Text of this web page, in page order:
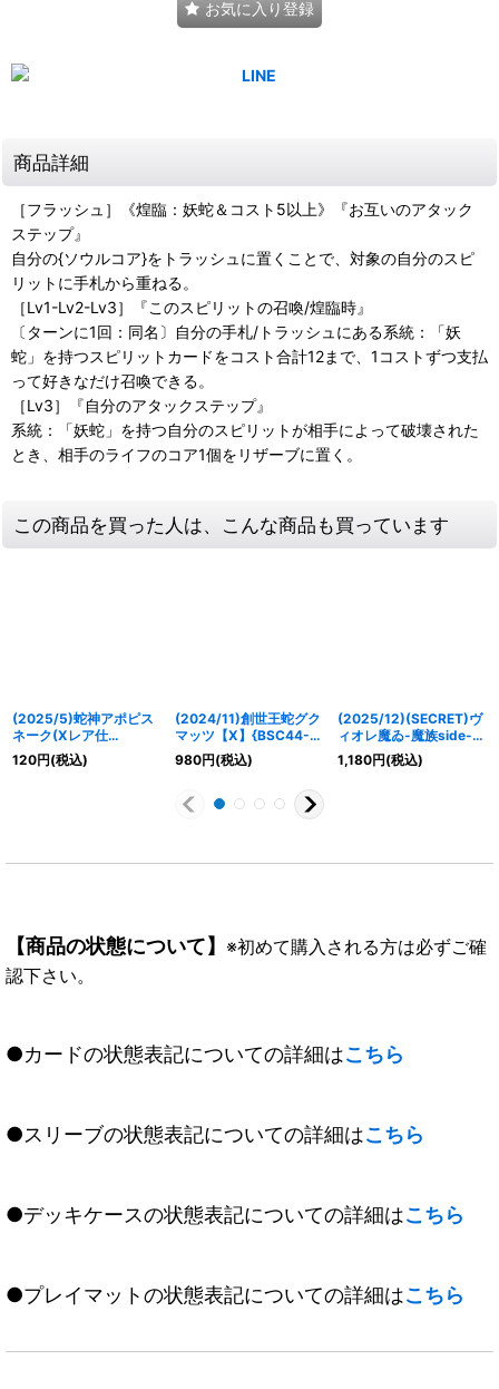
お気に入り登録
商品詳細
［フラッシュ］《煌臨：妖蛇＆コスト5以上》『お互いのアタック
ステップ』
自分の{ソウルコア}をトラッシュに置くことで、対象の自分のスピ
リットに手札から重ねる。
［Lv1-Lv2-Lv3］『このスピリットの召喚/煌臨時』
〔ターンに1回：同名〕自分の手札/トラッシュにある系統：「妖
蛇」を持つスピリットカードをコスト合計12まで、1コストずつ支払
って好きなだけ召喚できる。
［Lv3］『自分のアタックステップ』
系統：「妖蛇」を持つ自分のスピリットが相手によって破壊された
とき、相手のライフのコア1個をリザーブに置く。
この商品を買った人は、こんな商品も買っています
(2025/5)蛇神アポピス
ネーク(Xレア仕
様/LM2025収録)【M】
{BS45-017}《紫》
120円(税込)
(2024/11)創世王蛇グク
マッツ【X】{BSC44-
X01}《紫》
980円(税込)
(2025/12)(SECRET)ヴ
ィオレ魔ゐ-魔族side-
(BSC50収録)【CP-
SEC】{SD51-CP01}
1,180円(税込)
【商品の状態について】 ※初めて購入される方は必ずご確
認下さい。
●カードの状態表記についての詳細はこちら
●スリーブの状態表記についての詳細はこちら
●デッキケースの状態表記についての詳細はこちら
●プレイマットの状態表記についての詳細はこちら